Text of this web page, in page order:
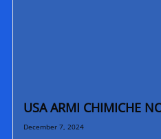
USA ARMI CHIMICHE
December 7, 2024